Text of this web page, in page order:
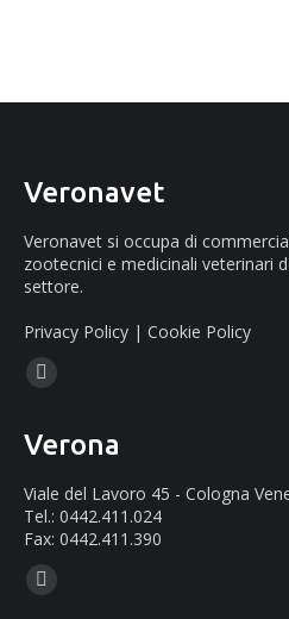
Veronavet
Veronavet si occupa di
zootecnici e medicinali veterinari
settore.
Privacy Policy | Cookie Policy
Ci puoi trovare su:
Facebook
opens
new
window
Verona
Viale del Lavoro 45 - Cologna
Tel.: 0442.411.024
Fax: 0442.411.390
Ci puoi trovare su:
Mail